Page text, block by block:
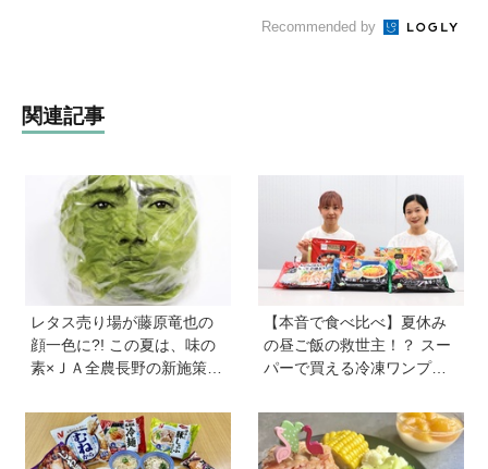
Recommended by
関連記事
レタス売り場が藤原竜也の
顔一色に?! この夏は、味の
素×ＪＡ全農長野の新施策
タス料理の幅が広がる『レ
タス瞬間消滅レシピ』も便
利
【本音で食べ比べ】夏休み
の昼ご飯の救世主！？ スー
パーで買える冷凍ワンプレ
食！